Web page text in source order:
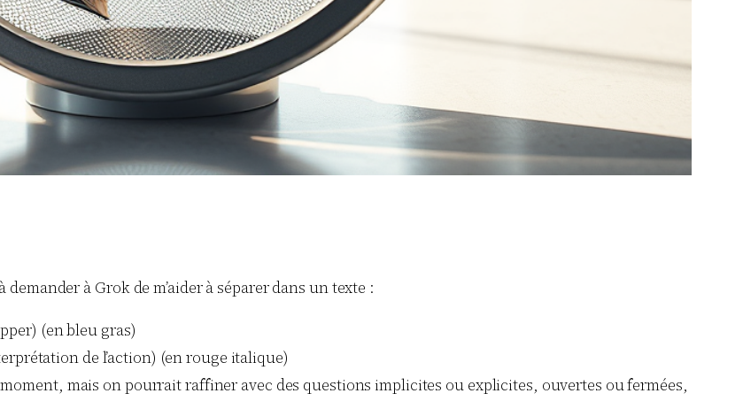
à Grok de m’aider à séparer dans un texte :
(en bleu gras)
de l’action) (en rouge italique)
mais on pourrait raffiner avec des questions implicites ou explicites, ouvertes ou fermées,